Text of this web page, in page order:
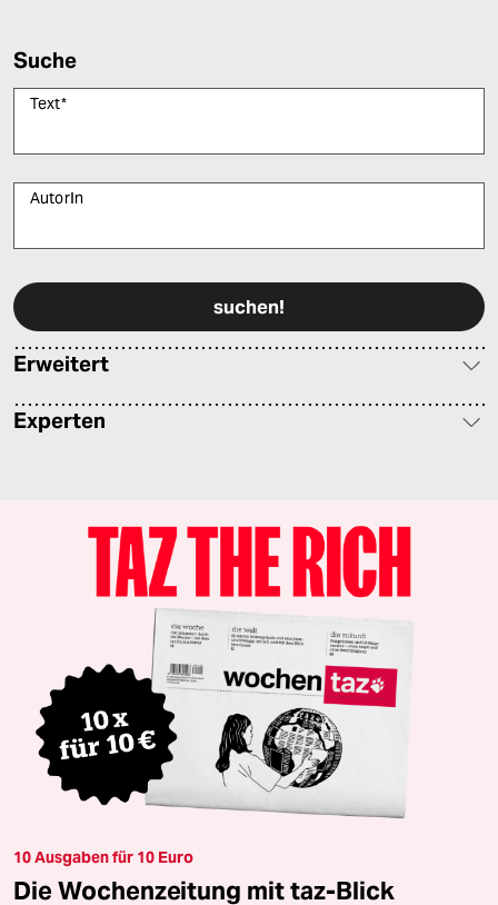
Suche
Text*
AutorIn
Erweitert
Experten
10 Ausgaben für 10 Euro
Die Wochenzeitung mit taz-Blick